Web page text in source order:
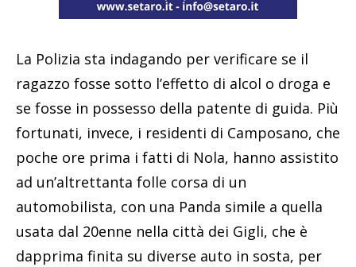
La Polizia sta indagando per verificare se il
ragazzo fosse sotto l’effetto di alcol o droga e
se fosse in possesso della patente di guida. Più
fortunati, invece, i residenti di Camposano, che
poche ore prima i fatti di Nola, hanno assistito
ad un’altrettanta folle corsa di un
automobilista, con una Panda simile a quella
usata dal 20enne nella città dei Gigli, che è
dapprima finita su diverse auto in sosta, per